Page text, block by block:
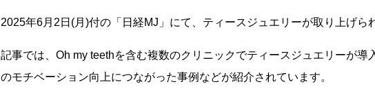
2025年6月2日(月)付の「日経MJ」にて、ティースジュエリーが取り上げら
記事では、 Oh my teethを含む複数のクリニックでティースジュエリーが
のモチベーション向上につながった事例 などが紹介されています。